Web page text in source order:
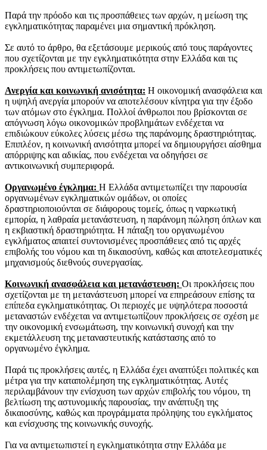
Παρά την πρόοδο και τις προσπάθειες των αρχών, η μείωση της
εγκληματικότητας παραμένει μια σημαντική πρόκληση.
Σε αυτό το άρθρο, θα εξετάσουμε μερικούς από τους παράγοντες
που σχετίζονται με την εγκληματικότητα στην Ελλάδα και τις
προκλήσεις που αντιμετωπίζονται.
Ανεργία και κοινωνική ανισότητα: Η οικονομική ανασφάλεια και
η υψηλή ανεργία μπορούν να αποτελέσουν κίνητρα για την έξοδο
των ατόμων στο έγκλημα. Πολλοί άνθρωποι που βρίσκονται σε
απόγνωση λόγω οικονομικών προβλημάτων ενδέχεται να
επιδιώκουν εύκολες λύσεις μέσω της παράνομης δραστηριότητας.
Επιπλέον, η κοινωνική ανισότητα μπορεί να δημιουργήσει αίσθημα
απόρριψης και αδικίας, που ενδέχεται να οδηγήσει σε
αντικοινωνική συμπεριφορά.
Οργανωμένο έγκλημα: Η Ελλάδα αντιμετωπίζει την παρουσία
οργανωμένων εγκληματικών ομάδων, οι οποίες
δραστηριοποιούνται σε διάφορους τομείς, όπως η ναρκωτική
εμπορία, η λαθραία μετανάστευση, η παράνομη πώληση όπλων και
η εκβιαστική δραστηριότητα. Η πάταξη του οργανωμένου
εγκλήματος απαιτεί συντονισμένες προσπάθειες από τις αρχές
επιβολής του νόμου και τη δικαιοσύνη, καθώς και αποτελεσματικές
μηχανισμούς διεθνούς συνεργασίας.
Κοινωνική ανασφάλεια και μετανάστευση: Οι προκλήσεις που
σχετίζονται με τη μετανάστευση μπορεί να επηρεάσουν επίσης τα
επίπεδα εγκληματικότητας. Οι περιοχές με υψηλότερα ποσοστά
μεταναστών ενδέχεται να αντιμετωπίζουν προκλήσεις σε σχέση με
την οικονομική ενσωμάτωση, την κοινωνική συνοχή και την
εκμετάλλευση της μεταναστευτικής κατάστασης από το
οργανωμένο έγκλημα.
Παρά τις προκλήσεις αυτές, η Ελλάδα έχει αναπτύξει πολιτικές και
μέτρα για την καταπολέμηση της εγκληματικότητας. Αυτές
περιλαμβάνουν την ενίσχυση των αρχών επιβολής του νόμου, τη
βελτίωση της αστυνομικής παρουσίας, την ανάπτυξη της
δικαιοσύνης, καθώς και προγράμματα πρόληψης του εγκλήματος
και ενίσχυσης της κοινωνικής συνοχής.
Για να αντιμετωπιστεί η εγκληματικότητα στην Ελλάδα με